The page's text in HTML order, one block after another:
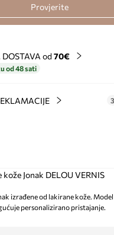
Provjerite
od 70€
od 48 sati
Jonak DELOU VERNIS
izrađene od lakirane kože.
personalizirano pristajanje.